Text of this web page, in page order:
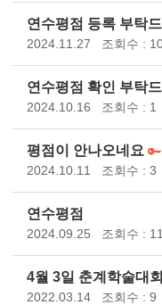
연수평점 등록 부탁
2024.11.27 조회수 :
연수평점 확인 부탁
2024.10.16 조회수 : 1
평점이 안나오네요
2024.10.11 조회수 : 3
연수평점
2024.09.25 조회수 :
4월 3일 춘계학술대
2022.03.14 조회수 : 9